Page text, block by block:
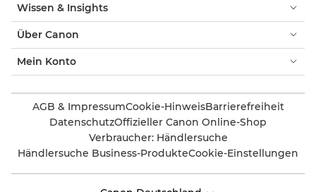
Wissen & Insights
Über Canon
Mein Konto
AGB & ImpressumCookie-HinweisBarrierefreiheit
DatenschutzOffizieller Canon Online-Shop
Verbraucher: Händlersuche
Händlersuche Business-ProdukteCookie-Einstellungen